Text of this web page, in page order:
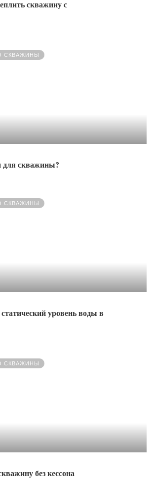
скважину с
СКВАЖИНЫ
для скважины?
СКВАЖИНЫ
уровень воды в
СКВАЖИНЫ
без кессона